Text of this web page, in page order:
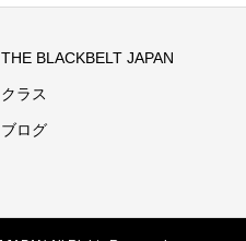
THE BLACKBELT JAPAN
クラス
ブログ